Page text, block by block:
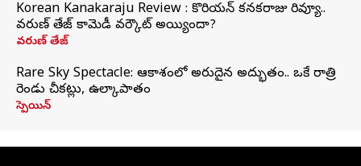
Korean Kanakaraju Review : కొరియన్ కనకరాజు రివ్యూ..
వరుణ్ తేజ్ కామెడీ వర్కౌట్ అయ్యిందా?
వరుణ్ తేజ్
Rare Sky Spectacle: ఆకాశంలో అరుదైన అద్భుతం.. ఒకే రాత్రి
రెండు చీకట్లు, ఉల్కాపాతం
స్పెయిన్